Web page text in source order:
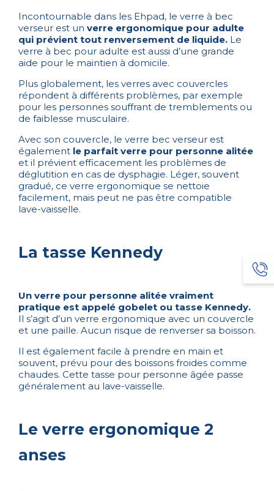
Incontournable dans les Ehpad, le verre à bec
verseur est un verre ergonomique pour adulte
qui prévient tout renversement de liquide. Le
verre à bec pour adulte est aussi d’une grande
aide pour le maintien à domicile.
Plus globalement, les verres avec couvercles
répondent à différents problèmes, par exemple
pour les personnes souffrant de tremblements ou
de faiblesse musculaire.
Avec son couvercle, le verre bec verseur est
également le parfait verre pour personne alitée
et il prévient efficacement les problèmes de
déglutition en cas de dysphagie. Léger, souvent
gradué, ce verre ergonomique se nettoie
facilement, mais peut ne pas être compatible
lave-vaisselle.
La tasse Kennedy
Un verre pour personne alitée vraiment
pratique est appelé gobelet ou tasse Kennedy.
Il s’agit d’un verre ergonomique avec un couvercle
et une paille. Aucun risque de renverser sa boisson.
Il est également facile à prendre en main et
souvent, prévu pour des boissons froides comme
chaudes. Cette tasse pour personne âgée passe
généralement au lave-vaisselle.
Le verre ergonomique 2
anses